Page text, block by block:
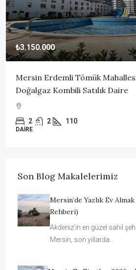
₺3.150.000
Mersin Erdemli Tömük Mahallesi
Doğalgaz Kombili Satılık Daire
2 2 110
DAIRE
Son Blog Makalelerimiz
Mersin’de Yazlık Ev Almak
Rehberi)
Akdeniz’in en güzel sahil
Mersin, son yıllarda…